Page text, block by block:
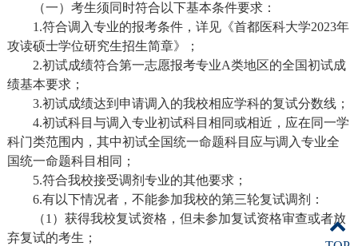
（一）考生须同时符合以下基本条件要求：
1.符合调入专业的报考条件，详见《首都医科大学2023年
攻读硕士学位研究生招生简章》；
2.初试成绩符合第一志愿报考专业A类地区的全国初试成
绩基本要求；
3.初试成绩达到申请调入的我校相应学科的复试分数线；
4.初试科目与调入专业初试科目相同或相近，应在同一学
科门类范围内，其中初试全国统一命题科目应与调入专业全
国统一命题科目相同；
5.符合我校接受调剂专业的其他要求；
6.有以下情况者，不能参加我校的第三轮复试调剂：
（1）获得我校复试资格，但未参加复试资格审查或者放
弃复试的考生；